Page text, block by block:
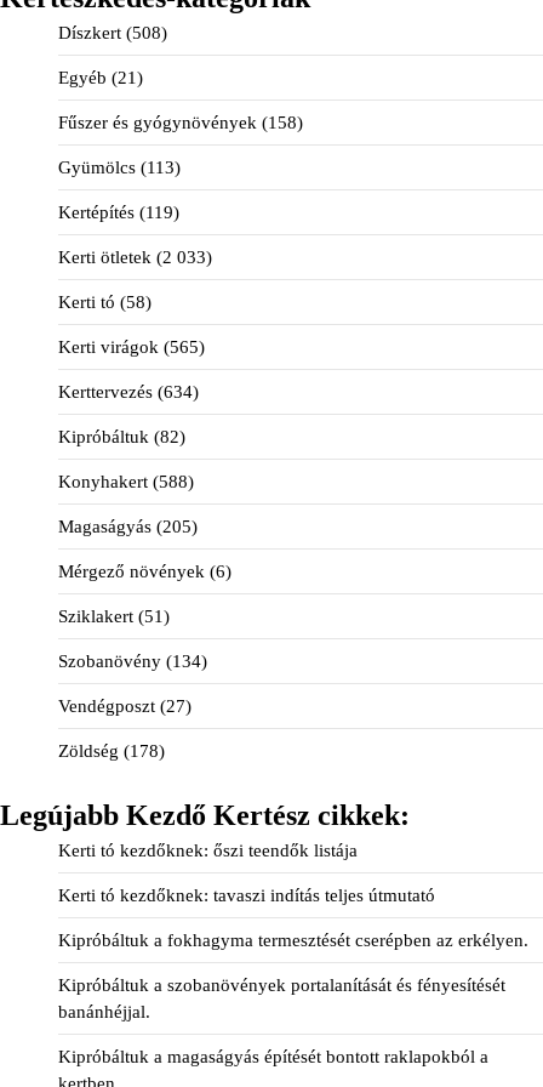
Díszkert (508)
Egyéb (21)
Fűszer és gyógynövények (158)
Gyümölcs (113)
Kertépítés (119)
Kerti ötletek (2 033)
Kerti tó (58)
Kerti virágok (565)
Kerttervezés (634)
Kipróbáltuk (82)
Konyhakert (588)
Magaságyás (205)
Mérgező növények (6)
Sziklakert (51)
Szobanövény (134)
Vendégposzt (27)
Zöldség (178)
Legújabb Kezdő Kertész cikkek:
Kerti tó kezdőknek: őszi teendők listája
Kerti tó kezdőknek: tavaszi indítás teljes útmutató
Kipróbáltuk a fokhagyma termesztését cserépben az erkélyen.
Kipróbáltuk a szobanövények portalanítását és fényesítését
banánhéjjal.
Kipróbáltuk a magaságyás építését bontott raklapokból a
kertben.